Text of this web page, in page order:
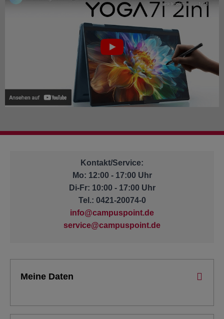
Kontakt/Service:
Mo: 12:00 - 17:00 Uhr
Di-Fr: 10:00 - 17:00 Uhr
Tel.: 0421-20074-0
info@campuspoint.de
service@campuspoint.de
Meine Daten